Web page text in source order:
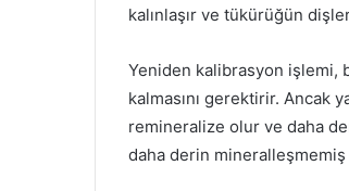
kalınlaşır ve tükürüğün
Yeniden kalibrasyon işlemi,
kalmasını gerektirir. Ancak
remineralize olur ve daha
daha derin